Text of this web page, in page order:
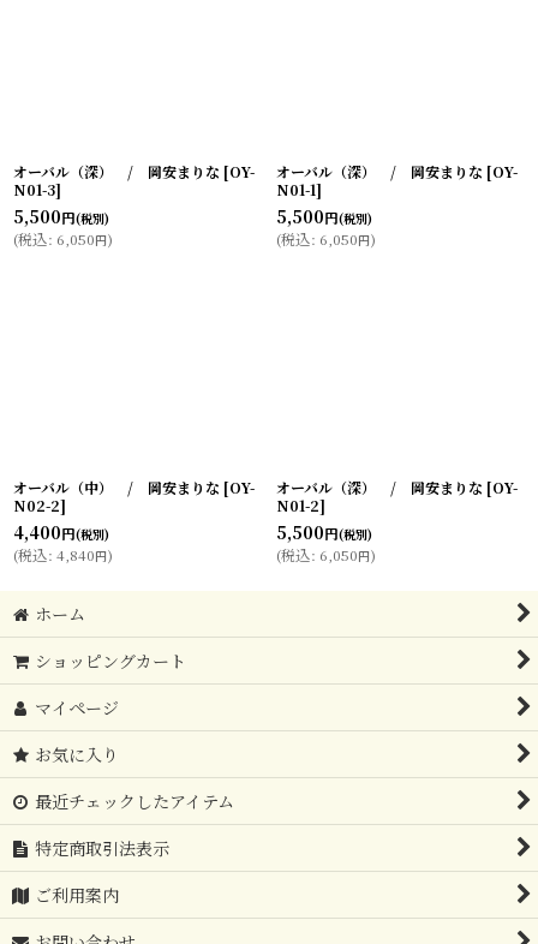
オーバル（深） / 岡安まりな [OY-
N01-3]
5,500円(税別)
(税込: 6,050円)
オーバル（深） / 岡安まりな [OY-
N01-1]
5,500円(税別)
(税込: 6,050円)
オーバル（中） / 岡安まりな [OY-
N02-2]
4,400円(税別)
(税込: 4,840円)
オーバル（深） / 岡安まりな [OY-
N01-2]
5,500円(税別)
(税込: 6,050円)
ホーム
ショッピングカート
マイページ
お気に入り
最近チェックしたアイテム
特定商取引法表示
ご利用案内